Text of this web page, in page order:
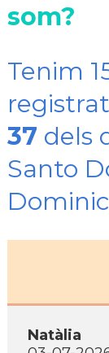
som?
Tenim
37 dels
Santo
Natàlia